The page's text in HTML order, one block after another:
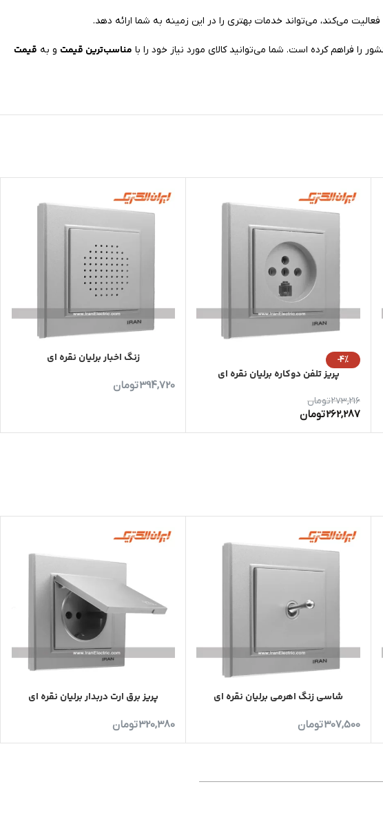
فعالیت می‌کند، می‌تواند خدمات بهتری را در این زمینه به شما ارائه دهد.
مناسب‌ترین قیمت و به قیمت
-4%
پریز تلفن دوکاره برلیان نقره ای
273,216تومان
262,287تومان
زنگ اخبار برلیان نقره ای
394,720تومان
شاسی زنگ اهرمی برلیان نقره ای
307,500تومان
پریز برق ارت دربدار برلیان نقره‌ ای
320,380تومان